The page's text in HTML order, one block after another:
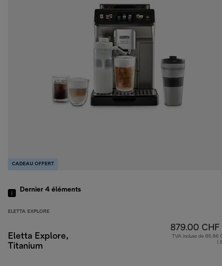
CADEAU OFFERT
Dernier 4 éléments
ELETTA EXPLORE
Eletta Explore,
Titanium
879.00 CHF
TVA incluse de 65.86
(